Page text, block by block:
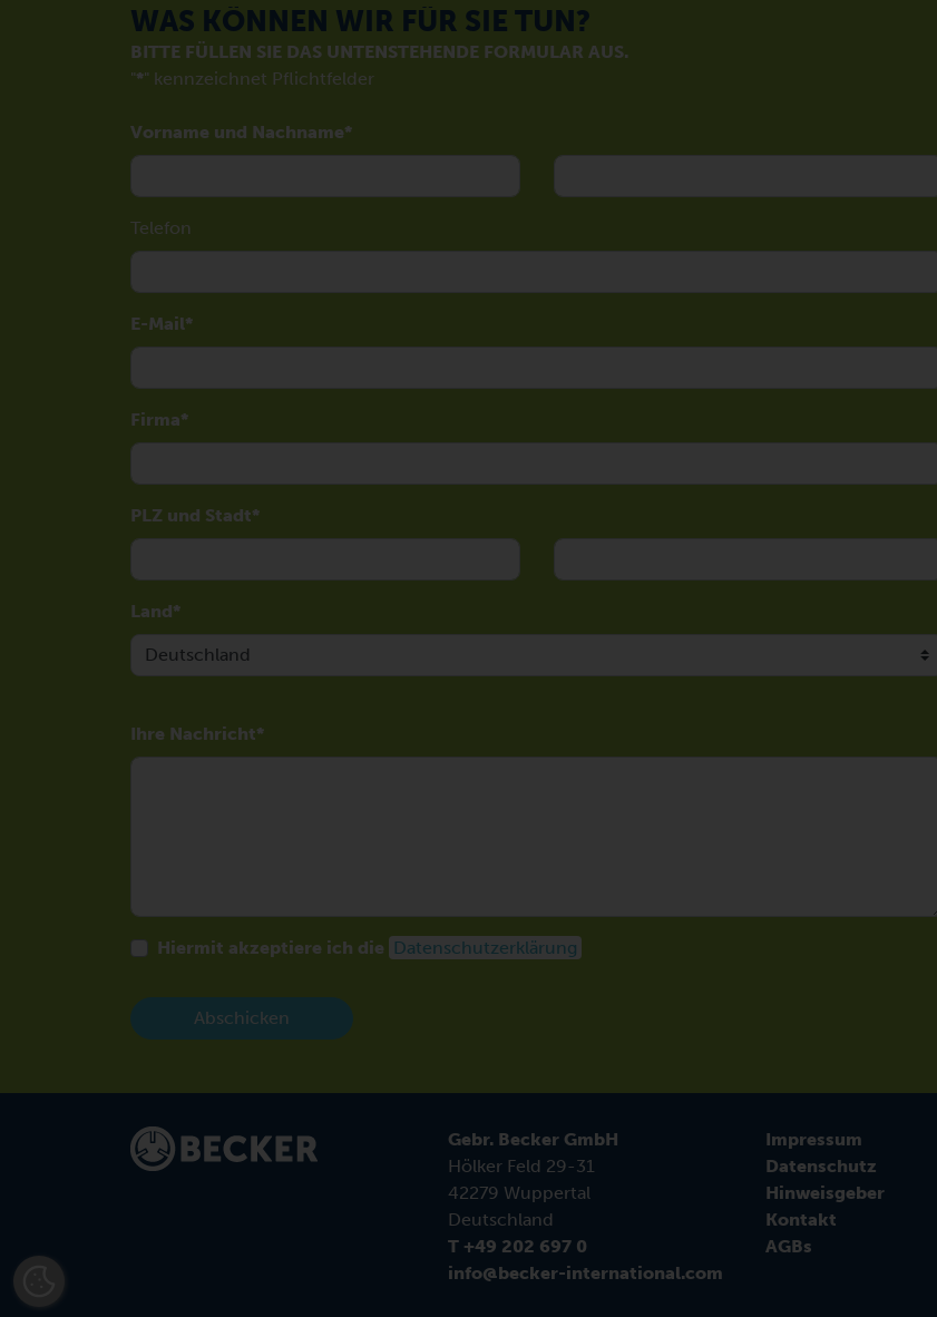
WAS KÖNNEN WIR FÜR SIE TUN?
BITTE FÜLLEN SIE DAS UNTENSTEHENDE FORMULAR AUS.
"*" kennzeichnet Pflichtfelder
Vorname und Nachname
Telefon
E-Mail
Firma
PLZ und Stadt
Land
Ihre Nachricht
Hiermit akzeptiere ich die Datenschutzerklärung
Abschicken
Gebr. Becker GmbH
Hölker Feld 29-31
42279 Wuppertal
Deutschland
T +49 202 697 0
info@becker-international.com
Impressum
Datenschutz
Hinweisgeber
Kontakt
AGBs